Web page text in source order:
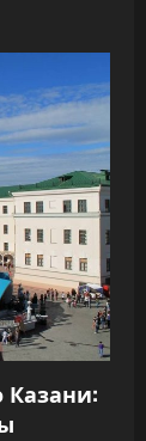
Казани: